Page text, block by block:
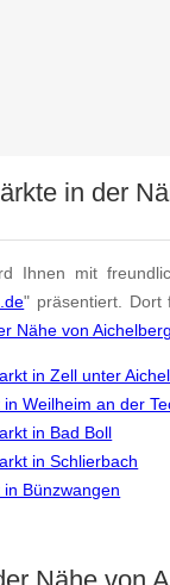
in der
Ihnen mit
" präsentiert. Dort
Nähe von Aichelberg
in Zell unter
Weilheim an der
in Bad Boll
in Schlierbach
Bünzwangen